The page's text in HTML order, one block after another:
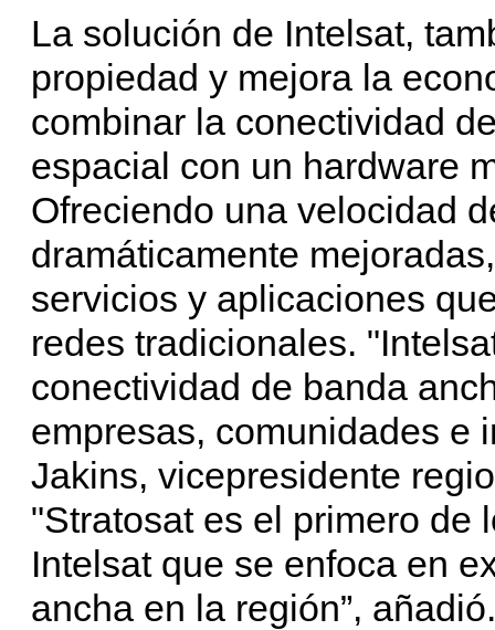
La solución de Intelsat,
propiedad y mejora la
combinar la conectividad
espacial con un hardware
Ofreciendo una velocidad
dramáticamente
servicios y aplicaciones
redes tradicionales.
conectividad de banda
empresas, comunidades e
Jakins, vicepresidente
"Stratosat es el primero de
Intelsat que se enfoca en
ancha en la región”, añadió.